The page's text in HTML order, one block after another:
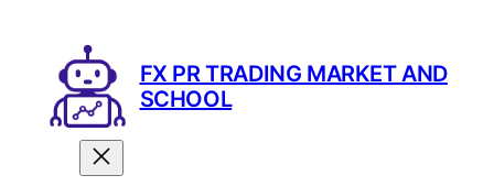
content
FX PR TRADING MARKET AND
SCHOOL